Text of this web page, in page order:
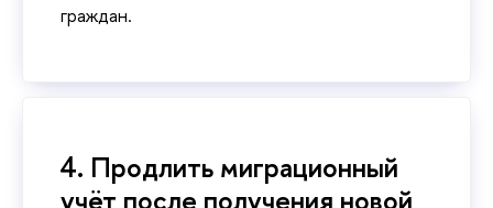
граждан.
4. Продлить миграционный